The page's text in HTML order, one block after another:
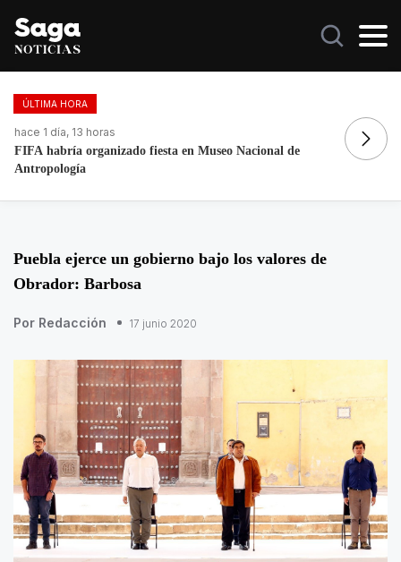
ÚLTIMA HORA
hace 1 día, 15 horas
Galilea Montijo celebra estar entre Los 50 más bellos
Puebla ejerce un gobierno bajo los valores de
Obrador: Barbosa
Por Redacción 17 junio 2020